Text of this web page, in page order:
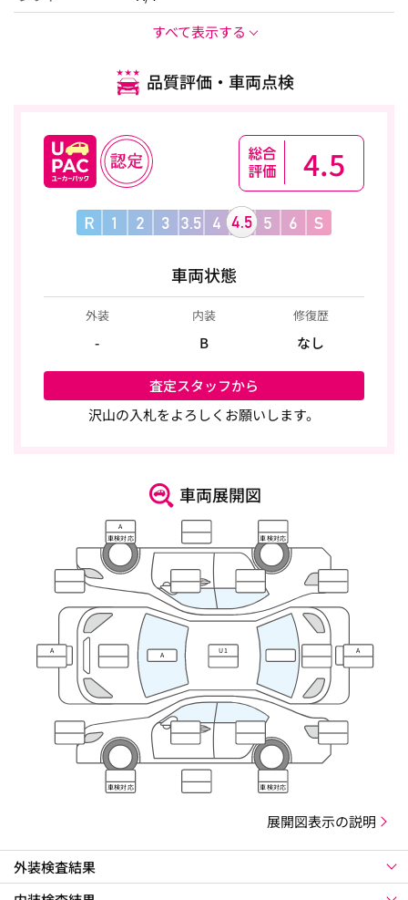
すべて表示する
品質評価・車両点検
4.5
車両状態
外装
-
内装
B
修復歴
なし
査定スタッフから
沢山の入札をよろしくお願いします。
車両展開図
A
車検対応 車検対応
A
A
U1 A
車検対応 車検対応
展開図表示の説明
外装検査結果